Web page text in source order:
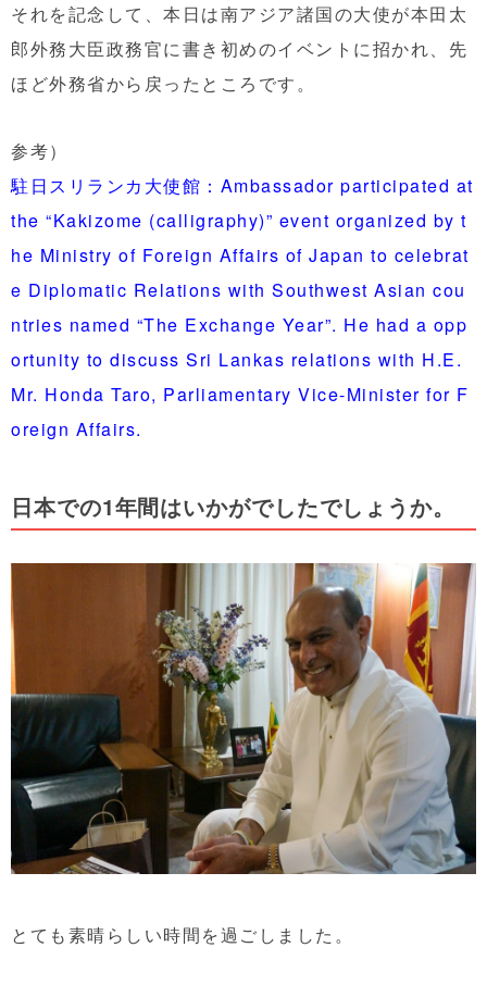
それを記念して、本日は南アジア諸国の大使が本田太
郎外務大臣政務官に書き初めのイベントに招かれ、先
ほど外務省から戻ったところです。
参考）
駐日スリランカ大使館：Ambassador participated at
the “Kakizome (calligraphy)” event organized by t
he Ministry of Foreign Affairs of Japan to celebrat
e Diplomatic Relations with Southwest Asian cou
ntries named “The Exchange Year”. He had a opp
ortunity to discuss Sri Lankas relations with H.E.
Mr. Honda Taro, Parliamentary Vice-Minister for F
oreign Affairs.
日本での1年間はいかがでしたでしょうか。
とても素晴らしい時間を過ごしました。